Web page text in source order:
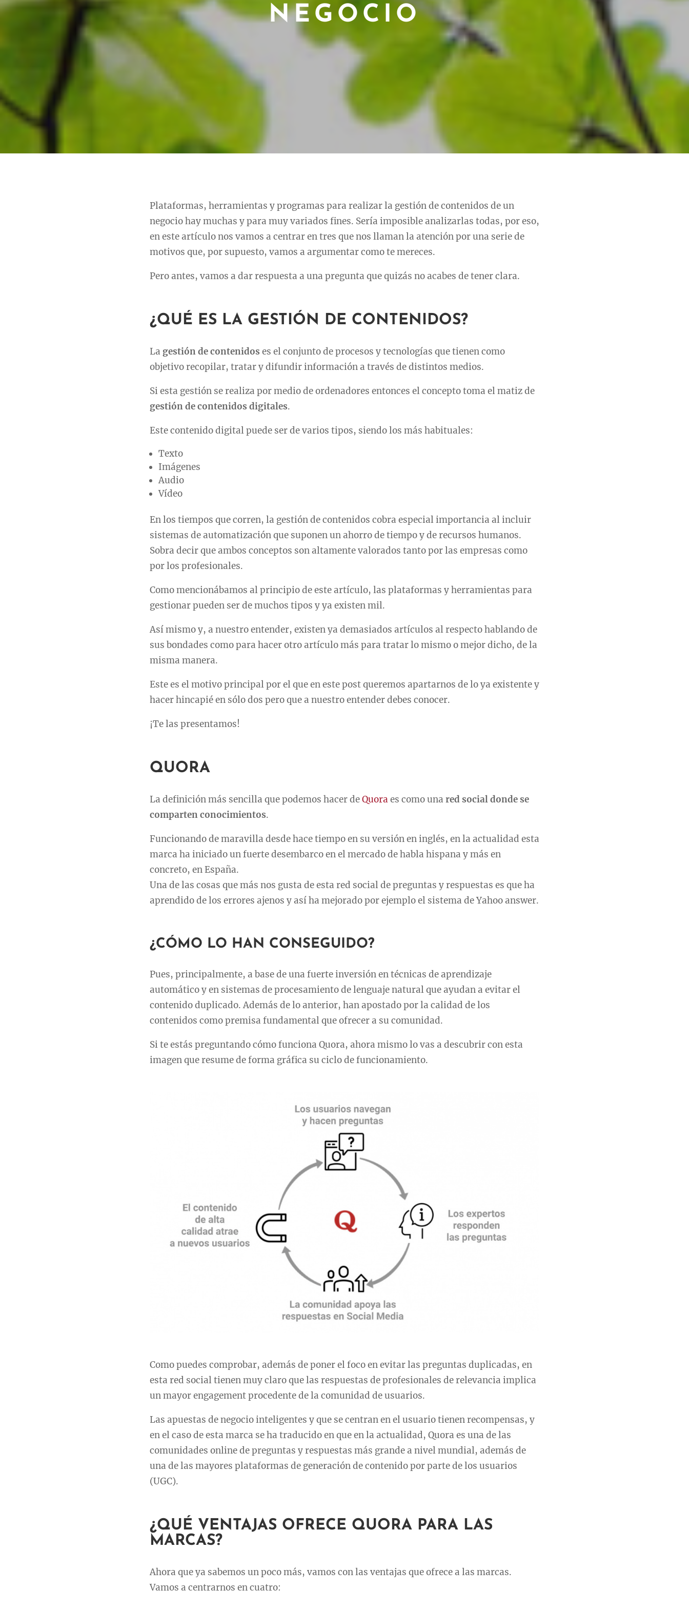
NEGOCIO
Plataformas, herramientas y programas para realizar la gestión de contenidos de un
negocio hay muchas y para muy variados fines. Sería imposible analizarlas todas, por eso,
en este artículo nos vamos a centrar en tres que nos llaman la atención por una serie de
motivos que, por supuesto, vamos a argumentar como te mereces.
Pero antes, vamos a dar respuesta a una pregunta que quizás no acabes de tener clara.
¿QUÉ ES LA GESTIÓN DE CONTENIDOS?
La gestión de contenidos es el conjunto de procesos y tecnologías que tienen como
objetivo recopilar, tratar y difundir información a través de distintos medios.
Si esta gestión se realiza por medio de ordenadores entonces el concepto toma el matiz de
gestión de contenidos digitales.
Este contenido digital puede ser de varios tipos, siendo los más habituales:
Texto
Imágenes
Audio
Vídeo
En los tiempos que corren, la gestión de contenidos cobra especial importancia al incluir
sistemas de automatización que suponen un ahorro de tiempo y de recursos humanos.
Sobra decir que ambos conceptos son altamente valorados tanto por las empresas como
por los profesionales.
Como mencionábamos al principio de este artículo, las plataformas y herramientas para
gestionar pueden ser de muchos tipos y ya existen mil.
Así mismo y, a nuestro entender, existen ya demasiados artículos al respecto hablando de
sus bondades como para hacer otro artículo más para tratar lo mismo o mejor dicho, de la
misma manera.
Este es el motivo principal por el que en este post queremos apartarnos de lo ya existente y
hacer hincapié en sólo dos pero que a nuestro entender debes conocer.
¡Te las presentamos!
QUORA
La definición más sencilla que podemos hacer deQuora es como una red social donde se
comparten conocimientos.
Funcionando de maravilla desde hace tiempo en su versión en inglés, en la actualidad esta
marca ha iniciado un fuerte desembarco en el mercado de habla hispana y más en
concreto, en España.
Una de las cosas que más nos gusta de esta red social de preguntas y respuestas es que ha
aprendido de los errores ajenos y así ha mejorado por ejemplo el sistema de Yahoo answer.
¿CÓMO LO HAN CONSEGUIDO?
Pues, principalmente, a base de una fuerte inversión en técnicas de aprendizaje
automático y en sistemas de procesamiento de lenguaje natural que ayudan a evitar el
contenido duplicado. Además de lo anterior, han apostado por la calidad de los
contenidos como premisa fundamental que ofrecer a su comunidad.
Si te estás preguntando cómo funciona Quora, ahora mismo lo vas a descubrir con esta
imagen que resume de forma gráfica su ciclo de funcionamiento.
Como puedes comprobar, además de poner el foco en evitar las preguntas duplicadas, en
esta red social tienen muy claro que las respuestas de profesionales de relevancia implica
un mayor engagement procedente de la comunidad de usuarios.
Las apuestas de negocio inteligentes y que se centran en el usuario tienen recompensas, y
en el caso de esta marca se ha traducido en que en la actualidad, Quora es una de las
comunidades online de preguntas y respuestas más grande a nivel mundial, además de
una de las mayores plataformas de generación de contenido por parte de los usuarios
(UGC).
¿QUÉ VENTAJAS OFRECE QUORA PARA LAS
MARCAS?
Ahora que ya sabemos un poco más, vamos con las ventajas que ofrece a las marcas.
Vamos a centrarnos en cuatro: